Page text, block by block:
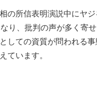
の所信表明演説中にヤジ
り、批判の声が多く寄せ
しての資質が問われる
ています。